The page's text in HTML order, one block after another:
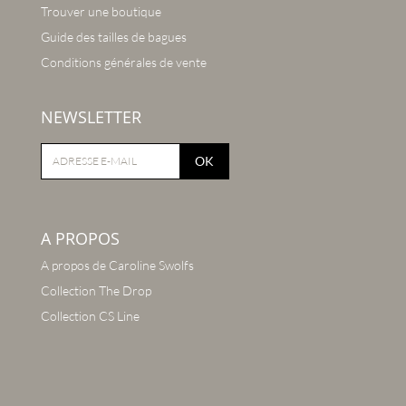
Trouver une boutique
Guide des tailles de bagues
Conditions générales de vente
NEWSLETTER
OK
A PROPOS
A propos de Caroline Swolfs
Collection The Drop
Collection CS Line